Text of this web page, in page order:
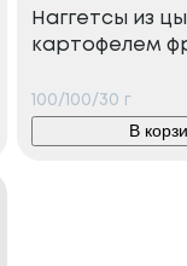
Наггетсы из
картофелем
100/100/30 г
В